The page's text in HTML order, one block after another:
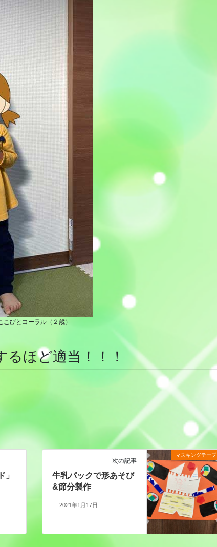
こびとコーラル（２歳）
ほど適当！！！
」
マスキングテープ
次の記事
牛乳パックで形あそび
&節分製作
2021年1月17日